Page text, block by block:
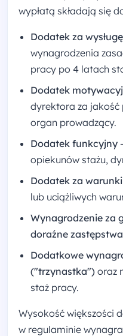
wypłatą składają się
Dodatek za
wynagrodzenia
pracy po 4 latach
Dodatek
dyrektora za jakość
organ prowadzący.
Dodatek funkcyjny
opiekunów stażu,
Dodatek za
lub uciążliwych
Wynagrodzenie za
doraźne
Dodatkowe
("trzynastka") oraz
staż pracy.
Wysokość większości
w regulaminie